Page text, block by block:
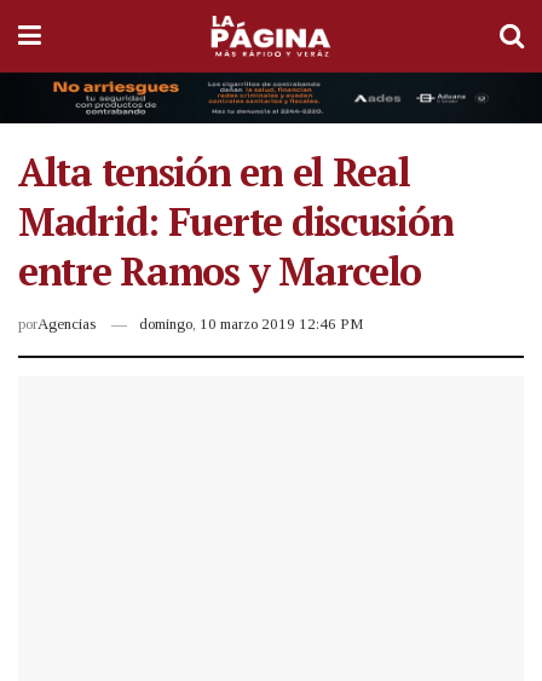
Alta tensión en el Real
Madrid: Fuerte discusión
entre Ramos y Marcelo
porAgencias domingo, 10 marzo 2019 12:46 PM